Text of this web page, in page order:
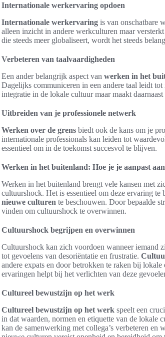
Internationale werkervaring opdoen
Internationale werkervaring is van onschatbare
alleen inzicht in andere werkculturen maar
die steeds meer globaliseert, wordt het steeds
Verbeteren van taalvaardigheden
Een ander belangrijk aspect van werken in het
Dagelijks communiceren in een andere taal leidt
integratie in de lokale cultuur maar maakt
Uitbreiden van je professionele netwerk
Werken over de grens biedt ook de kans om je
internationale professionals kan leiden tot
essentieel om in de toekomst succesvol te blijven.
Werken in het buitenland: Hoe je je aanpast
Werken in het buitenland brengt vele kansen met
cultuurshock. Het is essentieel om deze ervaring
nieuwe culturen te beschouwen. Door bepaalde
vinden om cultuurshock te overwinnen.
Cultuurshock begrijpen en overwinnen
Cultuurshock kan zich voordoen wanneer iemand
tot gevoelens van desoriëntatie en frustratie.
andere expats en door betrokken te raken bij
ervaringen helpt bij het verlichten van deze
Cultureel bewustzijn op het werk
Cultureel bewustzijn op het werk speelt een
in dat waarden, normen en etiquette van de lokale
kan de samenwerking met collega’s verbeteren en